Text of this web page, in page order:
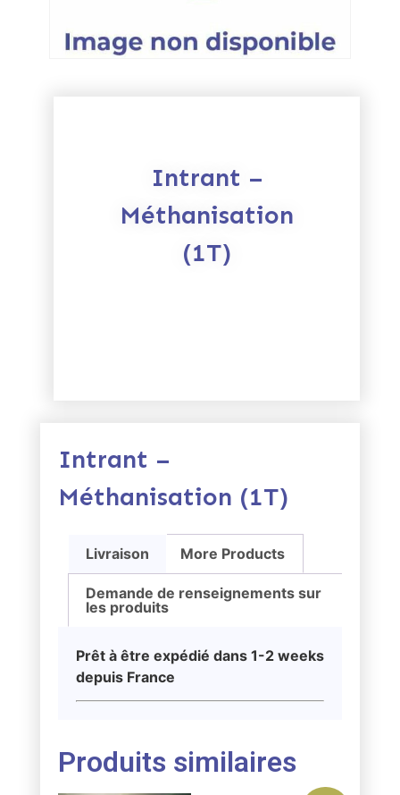
Intrant –
Méthanisation
(1T)
Intrant –
Méthanisation (1T)
Livraison More Products
Demande de renseignements sur
les produits
Prêt à être expédié dans 1-2 weeks
depuis France
Produits similaires